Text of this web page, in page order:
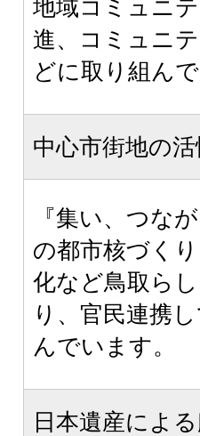
地域コミュニ
進、コミュニ
どに取り組んで
中心市街地の
『集い、つな
の都市核づく
化など鳥取ら
り、官民連携
んでいます。
日本遺産によ